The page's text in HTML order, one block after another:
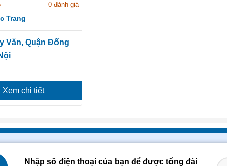
0 đánh giá
Trang
Văn, Quận Đống
Xem chi tiết
Nhập số điện thoại của bạn để được tổng đài